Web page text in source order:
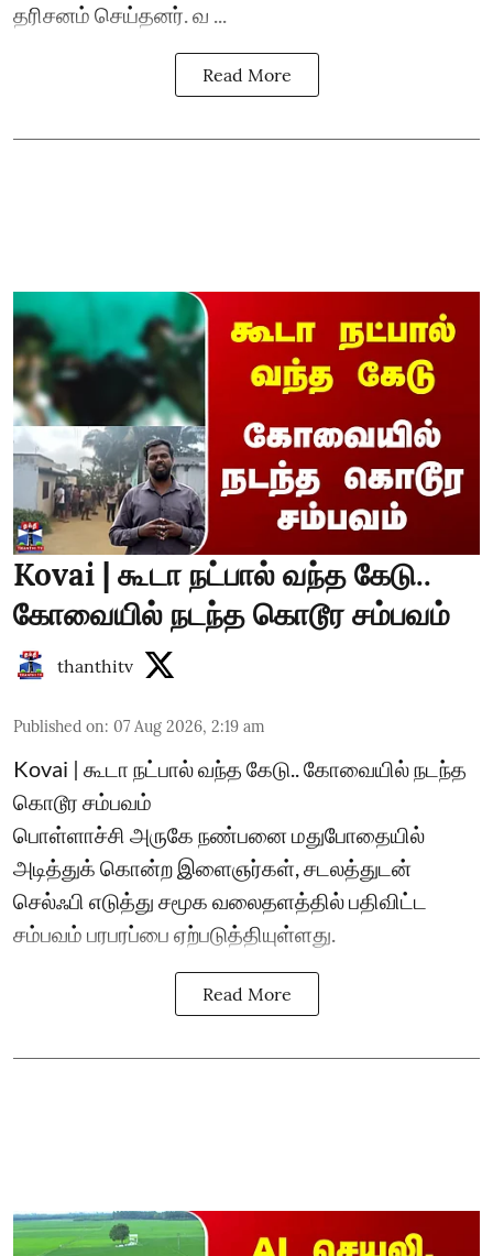
தரிசனம் செய்தனர். வ ...
Read More
Kovai | கூடா நட்பால் வந்த கேடு..
கோவையில் நடந்த கொடூர சம்பவம்
thanthitv
Published on: 07 Aug 2026, 2:19 am
Kovai | கூடா நட்பால் வந்த கேடு.. கோவையில் நடந்த
கொடூர சம்பவம்
பொள்ளாச்சி அருகே நண்பனை மதுபோதையில்
அடித்துக் கொன்ற இளைஞர்கள், சடலத்துடன்
செல்ஃபி எடுத்து சமூக வலைதளத்தில் பதிவிட்ட
சம்பவம் பரபரப்பை ஏற்படுத்தியுள்ளது.
Read More